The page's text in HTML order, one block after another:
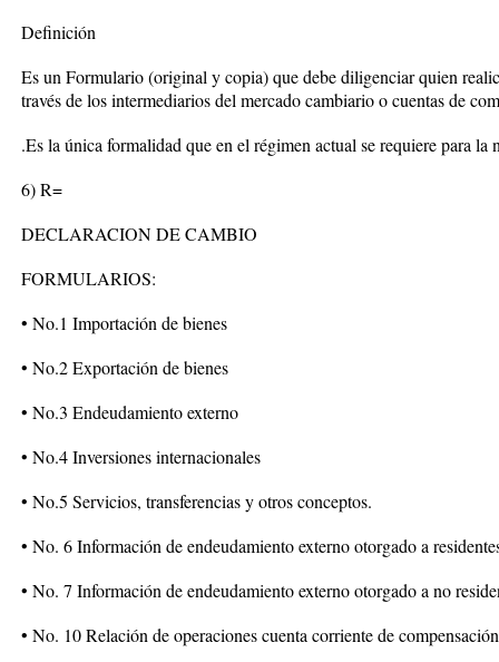
Definición
Es un Formulario (original y copia) que debe diligenciar quien
través de los intermediarios del mercado cambiario o cuentas de
.Es la única formalidad que en el régimen actual se requiere para
6) R=
DECLARACION DE CAMBIO
FORMULARIOS:
• No.1 Importación de bienes
• No.2 Exportación de bienes
• No.3 Endeudamiento externo
• No.4 Inversiones internacionales
• No.5 Servicios, transferencias y otros conceptos.
• No. 6 Información de endeudamiento externo otorgado a
• No. 7 Información de endeudamiento externo otorgado a no
• No. 10 Relación de operaciones cuenta corriente de compensación